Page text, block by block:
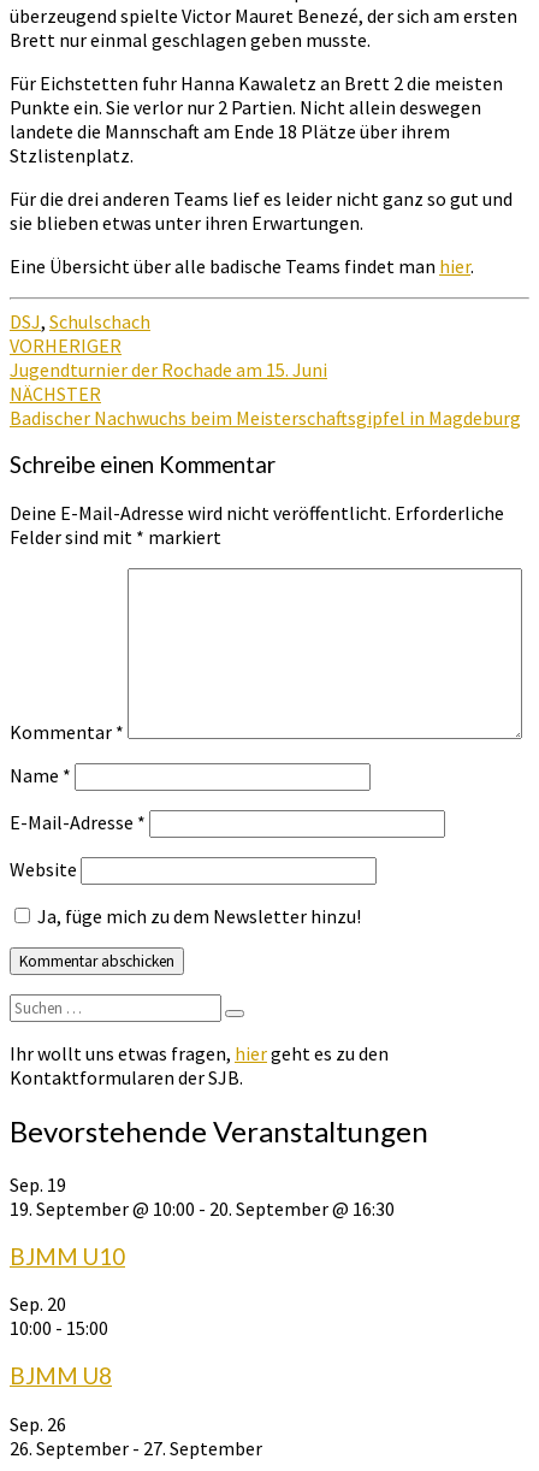
überzeugend spielte Victor Mauret Benezé, der sich am ersten
Brett nur einmal geschlagen geben musste.
Für Eichstetten fuhr Hanna Kawaletz an Brett 2 die meisten
Punkte ein. Sie verlor nur 2 Partien. Nicht allein deswegen
landete die Mannschaft am Ende 18 Plätze über ihrem
Stzlistenplatz.
Für die drei anderen Teams lief es leider nicht ganz so gut und
sie blieben etwas unter ihren Erwartungen.
Eine Übersicht über alle badische Teams findet man hier.
DSJ, Schulschach
Beitragsnavigation
VORHERIGER
Jugendturnier der Rochade am 15. Juni
NÄCHSTER
Badischer Nachwuchs beim Meisterschaftsgipfel in Magdeburg
Schreibe einen Kommentar
Deine E-Mail-Adresse wird nicht veröffentlicht. Erforderliche
Felder sind mit * markiert
Kommentar *
Name *
E-Mail-Adresse *
Website
Ja, füge mich zu dem Newsletter hinzu!
Suchen
nach:
Suchen
Ihr wollt uns etwas fragen, hiergeht es zu den
Kontaktformularen der SJB.
Bevorstehende Veranstaltungen
Sep. 19
19. September @ 10:00 - 20. September @ 16:30
BJMM U10
Sep. 20
10:00 - 15:00
BJMM U8
Sep. 26
26. September - 27. September